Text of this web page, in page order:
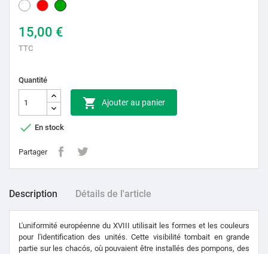
BlancRougeVert
15,00 €
TTC
Quantité
 Ajouter au panier
 En stock
Partager
Description Détails de l'article
L'uniformité européenne du XVIII utilisait les formes et les couleurs
pour l'identification des unités. Cette visibilité tombait en grande
partie sur les chacós, où pouvaient être installés des pompons, des